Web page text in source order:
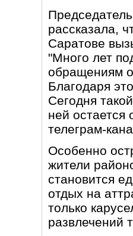
рассказала,
Саратове
"Много лет
обращениям
Благодаря
Сегодня
ней
телеграм-
Особенно
жители
становится
отдых на
только
развлечений